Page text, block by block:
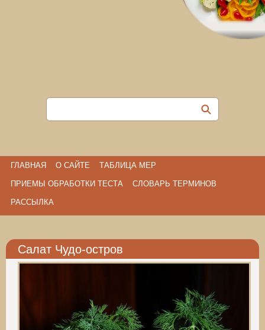
ГЛАВНАЯ О САЙТЕ ТАБЛИЦА МЕР
ПРИЕМЫ ОБРАБОТКИ ТЕСТА СЛОВАРЬ ТЕРМИНОВ
РАССЫЛКА
Салат Чудо-остров